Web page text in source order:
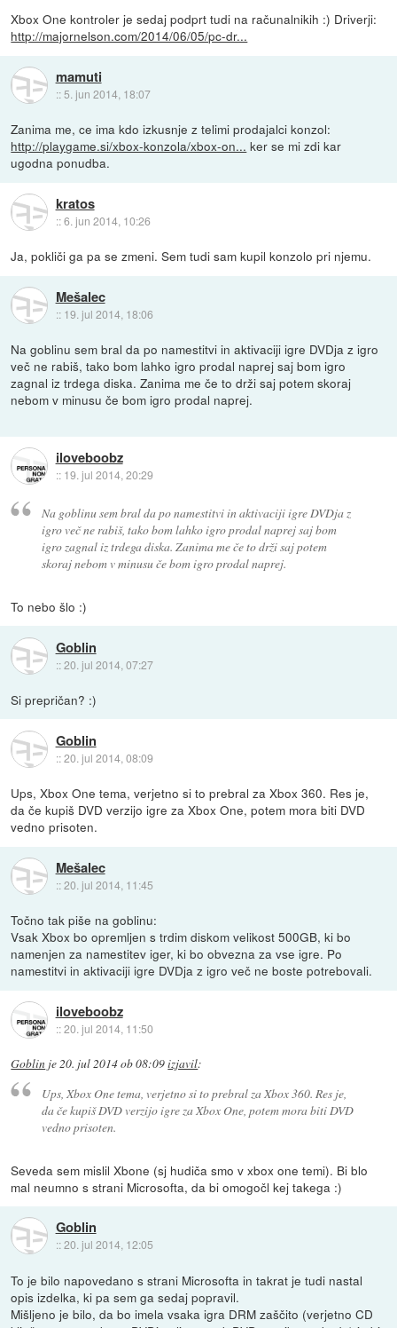
Xbox One kontroler je sedaj podprt tudi na računalnikih :) Driverji:
http://majornelson.com/2014/06/05/pc-dr...
mamuti
:: 5. jun 2014, 18:07
Zanima me, ce ima kdo izkusnje z telimi prodajalci konzol:
http://playgame.si/xbox-konzola/xbox-on... ker se mi zdi kar
ugodna ponudba.
kratos
::6. jun 2014, 10:26
Ja, pokliči ga pa se zmeni. Sem tudi sam kupil konzolo pri njemu.
Mešalec
:: 19. jul 2014, 18:06
Na goblinu sem bral da po namestitvi in aktivaciji igre DVDja z igro
več ne rabiš, tako bom lahko igro prodal naprej saj bom igro
zagnal iz trdega diska. Zanima me če to drži saj potem skoraj
nebom v minusu če bom igro prodal naprej.
iloveboobz
:: 19. jul 2014, 20:29
Na goblinu sem bral da po namestitvi in aktivaciji igre DVDja z
igro več ne rabiš, tako bom lahko igro prodal naprej saj bom
igro zagnal iz trdega diska. Zanima me če to drži saj potem
skoraj nebom v minusu če bom igro prodal naprej.
To nebo šlo :)
Goblin
::20. jul 2014, 07:27
Si prepričan? :)
Goblin
::20. jul 2014, 08:09
Ups, Xbox One tema, verjetno si to prebral za Xbox 360. Res je,
da če kupiš DVD verzijo igre za Xbox One, potem mora biti DVD
vedno prisoten.
Mešalec
::20. jul 2014, 11:45
Točno tak piše na goblinu:
Vsak Xbox bo opremljen s trdim diskom velikost 500GB, ki bo
namenjen za namestitev iger, ki bo obvezna za vse igre. Po
namestitvi in aktivaciji igre DVDja z igro več ne boste potrebovali.
iloveboobz
::20. jul 2014, 11:50
Goblin je20. jul 2014 ob 08:09izjavil:
Ups, Xbox One tema, verjetno si to prebral za Xbox 360. Res je,
da če kupiš DVD verzijo igre za Xbox One, potem mora biti DVD
vedno prisoten.
Seveda sem mislil Xbone (sj hudiča smo v xbox one temi). Bi blo
mal neumno s strani Microsofta, da bi omogočl kej takega :)
Goblin
::20. jul 2014, 12:05
To je bilo napovedano s strani Microsofta in takrat je tudi nastal
opis izdelka, ki pa sem ga sedaj popravil.
Mišljeno je bilo, da bo imela vsaka igra DRM zaščito (verjetno CD